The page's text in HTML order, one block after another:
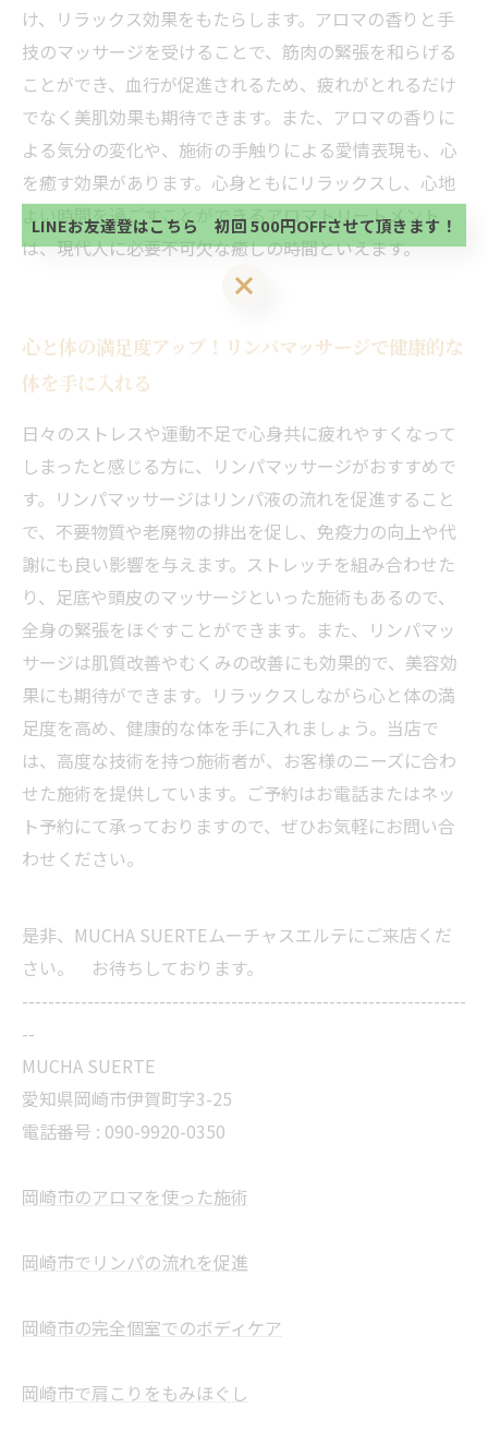
け、リラックス効果をもたらします。アロマの香りと手
技のマッサージを受けることで、筋肉の緊張を和らげる
ことができ、血行が促進されるため、疲れがとれるだけ
でなく美肌効果も期待できます。また、アロマの香りに
よる気分の変化や、施術の手触りによる愛情表現も、心
を癒す効果があります。心身ともにリラックスし、心地
よい時間を過ごすことができるアロマトリートメント
は、現代人に必要不可欠な癒しの時間といえます。
心と体の満足度アップ！リンパマッサージで健康的な
体を手に入れる
日々のストレスや運動不足で心身共に疲れやすくなって
しまったと感じる方に、リンパマッサージがおすすめで
す。リンパマッサージはリンパ液の流れを促進すること
で、不要物質や老廃物の排出を促し、免疫力の向上や代
謝にも良い影響を与えます。ストレッチを組み合わせた
り、足底や頭皮のマッサージといった施術もあるので、
全身の緊張をほぐすことができます。また、リンパマッ
サージは肌質改善やむくみの改善にも効果的で、美容効
果にも期待ができます。リラックスしながら心と体の満
足度を高め、健康的な体を手に入れましょう。当店で
は、高度な技術を持つ施術者が、お客様のニーズに合わ
せた施術を提供しています。ご予約はお電話またはネッ
ト予約にて承っておりますので、ぜひお気軽にお問い合
わせください。
是非、MUCHA SUERTEムーチャスエルテにご来店くだ
さい。 お待ちしております。
--------------------------------------------------------------------
--
MUCHA SUERTE
愛知県岡崎市伊賀町字3-25
電話番号 : 090-9920-0350
岡崎市のアロマを使った施術
岡崎市でリンパの流れを促進
岡崎市の完全個室でのボディケア
岡崎市で肩こりをもみほぐし
当サロンの公式LINE@にお友達登録頂いたお客様は
初回 500円OFFさせて頂きます。 既に 追加済の
方、不必要な方 お手数ですが、✖印でお閉じ下さ
い。
LINEお友達登はこちら 初回 500円OFFさせて頂きます！
当サロンの公式LINE@にお友達登録頂いたお客様は
初回 500円OFFさせて頂きます。 既に 追加済の
方、不必要な方 お手数ですが、✖印でお閉じ下さ
い。
LINEお友達登はこちら 初回 500円OFFさせて頂きます！